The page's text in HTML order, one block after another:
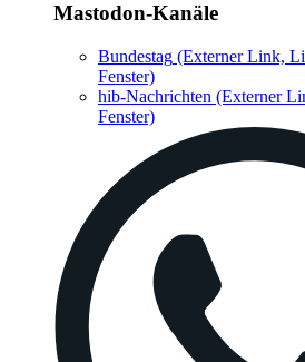
Mastodon-Kanäle
Bundestag (Externer Link,
Fenster)
hib-Nachrichten (Externer
Fenster)